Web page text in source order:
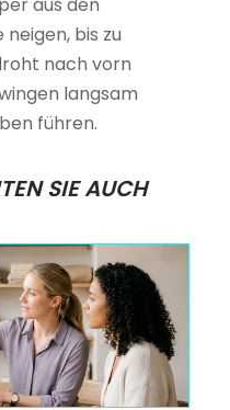
bis zu
nach vorn
langsam
führen.
SIE AUCH